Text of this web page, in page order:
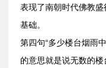
表现了南朝时代佛教
基础。
第四句“多少楼台烟雨
的意思就是说无数的